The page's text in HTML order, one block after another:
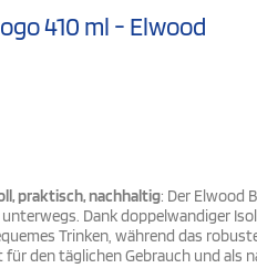
410 ml - Elwood
praktisch, nachhaltig: Der Elwood
Dank doppelwandiger
Trinken, während das
den täglichen Gebrauch und als